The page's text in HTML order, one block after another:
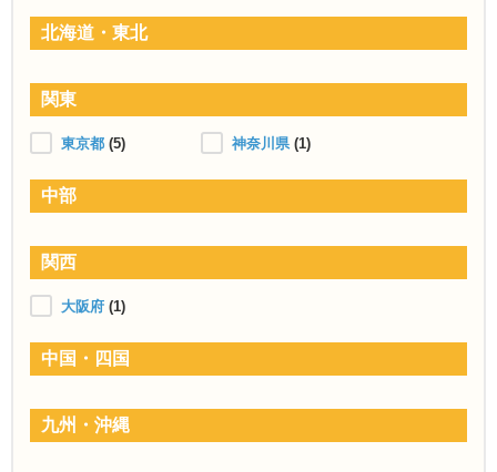
北海道・東北
関東
東京都 (5) 神奈川県 (1)
中部
関西
大阪府 (1)
中国・四国
九州・沖縄